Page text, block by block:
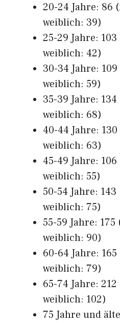
20-24 Jahre: 86
weiblich: 39)
25-29 Jahre:
weiblich: 42)
30-34 Jahre:
weiblich: 59)
35-39 Jahre:
weiblich: 68)
40-44 Jahre:
weiblich: 63)
45-49 Jahre:
weiblich: 55)
50-54 Jahre:
weiblich: 75)
55-59 Jahre:
weiblich: 90)
60-64 Jahre:
weiblich: 79)
65-74 Jahre:
weiblich: 102)
75 Jahre und